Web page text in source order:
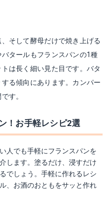
そして酵母だけで焼き上げる
タールもフランスパンの1種
は長く細い見た目です。バタ
る傾向にあります。カンパー
す。
！お手軽レシピ2選
人でも手軽にフランスパンを
します。塗るだけ、浸すだけ
でしょう。手軽に作れるレシ
、お酒のおともをサッと作れ